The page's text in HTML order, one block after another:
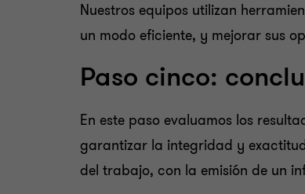
Nuestros equipos utilizan
un modo eficiente, y mejorar sus
Paso cinco:
En este paso evaluamos los
garantizar la integridad y
del trabajo, con la emisión de un